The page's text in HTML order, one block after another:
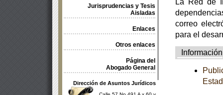
Jurisprudencias y Tesis
Aisladas
Enlaces
Otros enlaces
Página del
Abogado General
Dirección de Asuntos Jurídicos
La Red de
correo
para el
Información